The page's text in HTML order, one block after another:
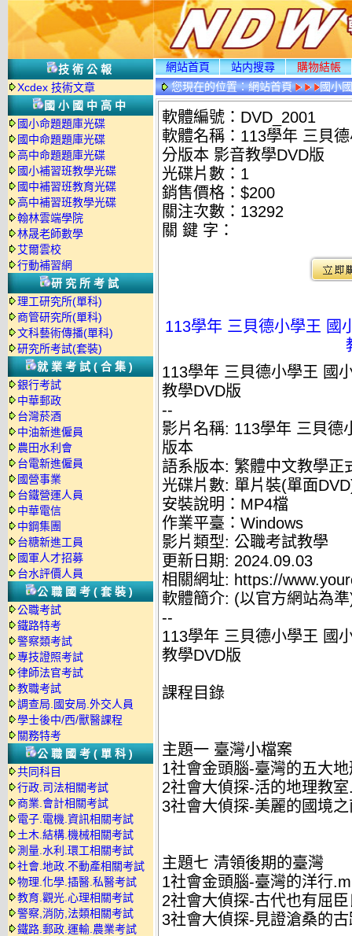
技術公報
Xcdex 技術文章
國小國中高中
國小命題題庫光碟
國中命題題庫光碟
高中命題題庫光碟
國小補習班教學光碟
國中補習班教育光碟
高中補習班教學光碟
翰林雲端學院
林晟老師數學
艾爾雲校
行動補習網
研究所考試
理工研究所(單科)
商管研究所(單科)
文科藝術傳播(單科)
研究所考試(套裝)
就業考試(合集)
銀行考試
中華郵政
台灣菸酒
中油新進僱員
農田水利會
台電新進僱員
國營事業
台鐵營運人員
中華電信
中鋼集團
台糖新進工員
國軍人才招募
台水評價人員
公職國考(套裝)
公職考試
鐵路特考
警察類考試
專技證照考試
律師法官考試
教職考試
調查局.國安局.外交人員
學士後中/西/獸醫課程
關務特考
公職國考(單科)
共同科目
行政.司法相關考試
商業.會計相關考試
電子.電機.資訊相關考試
土木.結構.機械相關考試
測量.水利.環工相關考試
社會.地政.不動產相關考試
物理.化學.插醫.私醫考試
教育.觀光.心理相關考試
警察,消防,法類相關考試
鐵路.郵政.運輸.農業考試
網站首頁 站内搜尋
購物結帳
您現在的位置：網站首頁
國小
情
軟體編號：DVD_2001
軟體名稱：113學年 三貝
分版本 影音教學DVD版
光碟片數：1
銷售價格：$200
關注次數： 13292
關 鍵 字：
113學年 三貝德小學王 國
113學年 三貝德小學王 國
教學DVD版
--
影片名稱: 113學年 三貝德
版本
語系版本: 繁體中文教學正
光碟片數: 單片裝(單面
安裝說明：MP4檔
作業平臺：Windows
影片類型: 公職考試教學
更新日期: 2024.09.03
相關網址: https://
軟體簡介: (以官方網站為
--
113學年 三貝德小學王 國
教學DVD版
課程目錄
主題一 臺灣小檔案
1社會金頭腦-臺灣的五大
2社會大偵探-活的地理教
3社會大偵探-美麗的國境
主題七 清領後期的臺灣
1社會金頭腦-臺灣的洋行
2社會大偵探-古代也有屈
3社會大偵探-見證滄桑的